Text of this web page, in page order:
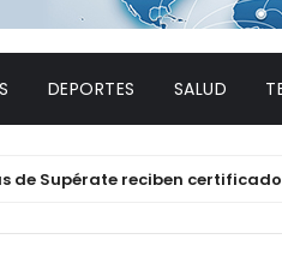
DEPORTES SALUD
reciben certificados de